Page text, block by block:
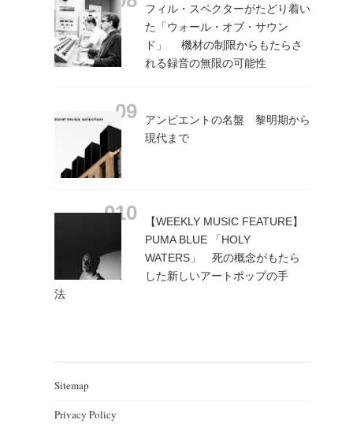
フィル・スペクターがたどり着い
た「ウォール・オブ・サウン
ド」 機材の制限からもたらさ
れる録音の無限の可能性
アンビエントの名盤 黎明期から
現代まで
【WEEKLY MUSIC FEATURE】
PUMA BLUE 「HOLY
WATERS」 死の概念がもたら
した新しいアートポップの手
法
Sitemap
Privacy Policy